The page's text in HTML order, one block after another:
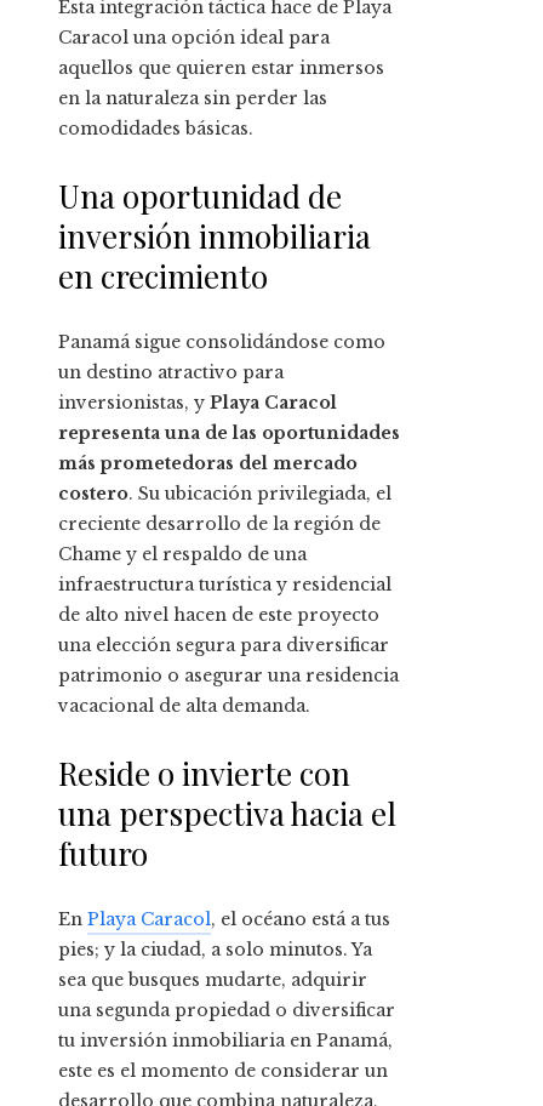
Esta integración táctica hace de Playa
Caracol una opción ideal para
aquellos que quieren estar inmersos
en la naturaleza sin perder las
comodidades básicas.
Una oportunidad de
inversión inmobiliaria
en crecimiento
Panamá sigue consolidándose como
un destino atractivo para
inversionistas, y Playa Caracol
representa una de las oportunidades
más prometedoras del mercado
costero. Su ubicación privilegiada, el
creciente desarrollo de la región de
Chame y el respaldo de una
infraestructura turística y residencial
de alto nivel hacen de este proyecto
una elección segura para diversificar
patrimonio o asegurar una residencia
vacacional de alta demanda.
Reside o invierte con
una perspectiva hacia el
futuro
En Playa Caracol, el océano está a tus
pies; y la ciudad, a solo minutos. Ya
sea que busques mudarte, adquirir
una segunda propiedad o diversificar
tu inversión inmobiliaria en Panamá,
este es el momento de considerar un
desarrollo que combina naturaleza,